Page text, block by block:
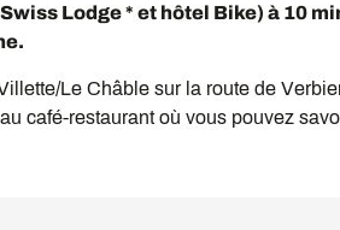
Lodge * et hôtel Bike) à 10
Le Châble sur la route de
café-restaurant où vous pouvez